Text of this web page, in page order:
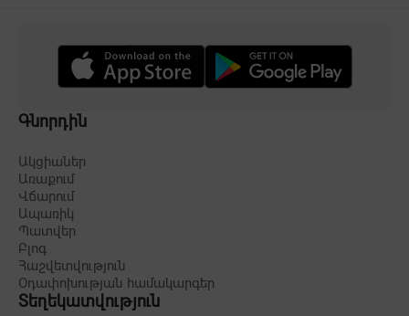
Գնորդին
Ակցիաներ
Առաքում
Վճարում
Ապառիկ
Պատվեր
Բլոգ
Հաշվետվություն
Օդափոխության համակարգեր
Տեղեկատվություն